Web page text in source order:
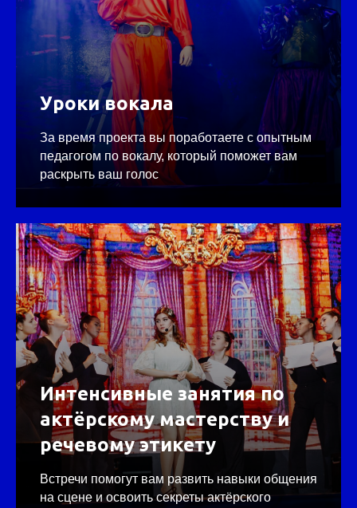
Уроки вокала
За время проекта вы поработаете с опытным
педагогом по вокалу, который поможет вам
раскрыть ваш голос
Интенсивные занятия по
актёрскому мастерству и
речевому этикету
Встречи помогут вам развить навыки общения
на сцене и освоить секреты актёрского